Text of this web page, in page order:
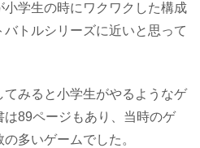
小学生の時にワクワクした構成
トルシリーズに近いと思って
てみると小学生がやるようなゲ
89ページもあり、当時のゲ
多いゲームでした。